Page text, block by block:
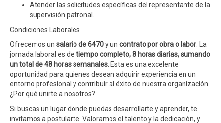
Atender las solicitudes específicas del representante de la
supervisión patronal.
Condiciones Laborales
Ofrecemos un salario de 6470y un contrato por obra o labor . La
jornada laboral es de tiempo completo, 8 horas diarias, sumando
un total de 48 horas semanales . Esta es una excelente
oportunidad para quienes desean adquirir experiencia en un
entorno profesional y contribuir al éxito de nuestra organización.
¿Por qué unirte a nosotros?
Si buscas un lugar donde puedas desarrollarte y aprender, te
invitamos a postularte. Valoramos el talento y la dedicación, y